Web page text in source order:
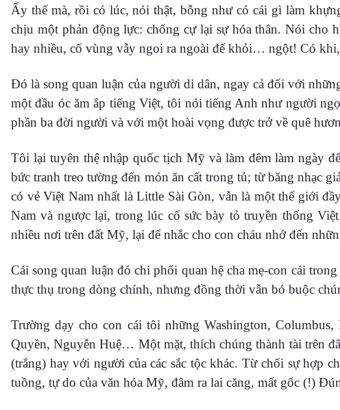
Ấy thế mà, rồi có lúc, nói thật, bỗng như có cái gì làm
chịu một phản động lực: chống cự lại sự hóa thân. Nói cho
hay nhiều, cố vùng vẫy ngoi ra ngoài để khỏi… ngột! Có
Đó là song quan luận của người di dân, ngay cả đối với
một đầu óc ăm ắp tiếng Việt, tôi nói tiếng Anh như người
phần ba đời người và với một hoài vọng được trở về quê
Tôi lại tuyên thệ nhập quốc tịch Mỹ và làm đêm làm ngày
bức tranh treo tường đến món ăn cất trong tủ; từ băng nhạc
có vẻ Việt Nam nhất là Little Sài Gòn, vẫn là một thế giới
Nam và ngược lại, trong lúc cố sức bày tỏ truyền thống
nhiều nơi trên đất Mỹ, lại để nhắc cho con cháu nhớ đến
Cái song quan luận đó chi phối quan hệ cha mẹ-con cái
thực thụ trong dòng chính, nhưng đồng thời vẫn bó buộc
Trường dạy cho con cái tôi những Washington,
Quyền, Nguyễn Huệ… Một mặt, thích chúng thành tài trên
(trắng) hay với người của các sắc tộc khác. Từ chối sự hợp
tuồng, tự do của văn hóa Mỹ, đâm ra lai căng, mất gốc (!)